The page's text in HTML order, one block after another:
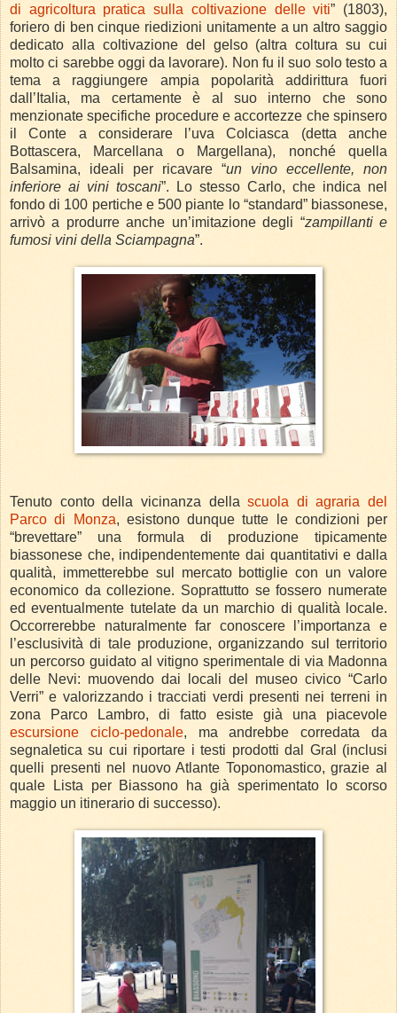
di agricoltura pratica sulla coltivazione delle viti” (1803),
foriero di ben cinque riedizioni unitamente a un altro saggio
dedicato alla coltivazione del gelso (altra coltura su cui
molto ci sarebbe oggi da lavorare). Non fu il suo solo testo a
tema a raggiungere ampia popolarità addirittura fuori
dall’Italia, ma certamente è al suo interno che sono
menzionate specifiche procedure e accortezze che spinsero
il Conte a considerare l’uva Colciasca (detta anche
Bottascera, Marcellana o Margellana), nonché quella
Balsamina, ideali per ricavare “un vino eccellente, non
inferiore ai vini toscani”. Lo stesso Carlo, che indica nel
fondo di 100 pertiche e 500 piante lo “standard” biassonese,
arrivò a produrre anche un’imitazione degli “zampillanti e
fumosi vini della Sciampagna”.
Tenuto conto della vicinanza dellascuola di agraria del
Parco di Monza, esistono dunque tutte le condizioni per
“brevettare” una formula di produzione tipicamente
biassonese che, indipendentemente dai quantitativi e dalla
qualità, immetterebbe sul mercato bottiglie con un valore
economico da collezione. Soprattutto se fossero numerate
ed eventualmente tutelate da un marchio di qualità locale.
Occorrerebbe naturalmente far conoscere l’importanza e
l’esclusività di tale produzione, organizzando sul territorio
un percorso guidato al vitigno sperimentale di via Madonna
delle Nevi: muovendo dai locali del museo civico “Carlo
Verri” e valorizzando i tracciati verdi presenti nei terreni in
zona Parco Lambro, di fatto esiste già una piacevole
escursione ciclo-pedonale, ma andrebbe corredata da
segnaletica su cui riportare i testi prodotti dal Gral (inclusi
quelli presenti nel nuovo Atlante Toponomastico, grazie al
quale Lista per Biassono ha già sperimentato lo scorso
maggio un itinerario di successo).